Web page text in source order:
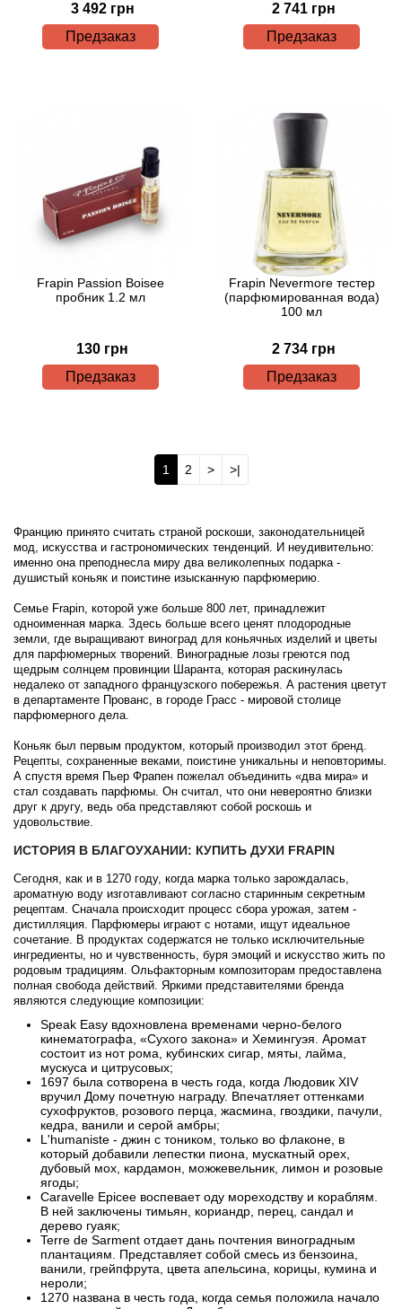
3 492 грн
Предзаказ
2 741 грн
Предзаказ
Frapin Passion Boisee
пробник 1.2 мл
130 грн
Предзаказ
Frapin Nevermore тестер
(парфюмированная вода)
100 мл
2 734 грн
Предзаказ
1 2 > >|
Францию принято считать страной роскоши, законодательницей
мод, искусства и гастрономических тенденций. И неудивительно:
именно она преподнесла миру два великолепных подарка -
душистый коньяк и поистине изысканную парфюмерию.
Семье Frapin, которой уже больше 800 лет, принадлежит
одноименная марка. Здесь больше всего ценят плодородные
земли, где выращивают виноград для коньячных изделий и цветы
для парфюмерных творений. Виноградные лозы греются под
щедрым солнцем провинции Шаранта, которая раскинулась
недалеко от западного французского побережья. А растения цветут
в департаменте Прованс, в городе Грасс - мировой столице
парфюмерного дела.
Коньяк был первым продуктом, который производил этот бренд.
Рецепты, сохраненные веками, поистине уникальны и неповторимы.
А спустя время Пьер Фрапен пожелал объединить «два мира» и
стал создавать парфюмы. Он считал, что они невероятно близки
друг к другу, ведь оба представляют собой роскошь и
удовольствие.
ИСТОРИЯ В БЛАГОУХАНИИ: КУПИТЬ ДУХИ FRAPIN
Сегодня, как и в 1270 году, когда марка только зарождалась,
ароматную воду изготавливают согласно старинным секретным
рецептам. Сначала происходит процесс сбора урожая, затем -
дистилляция. Парфюмеры играют с нотами, ищут идеальное
сочетание. В продуктах содержатся не только исключительные
ингредиенты, но и чувственность, буря эмоций и искусство жить по
родовым традициям. Ольфакторным композиторам предоставлена
полная свобода действий. Яркими представителями бренда
являются следующие композиции:
Speak Easy вдохновлена временами черно-белого
кинематографа, «Сухого закона» и Хемингуэя. Аромат
состоит из нот рома, кубинских сигар, мяты, лайма,
мускуса и цитрусовых;
1697 была сотворена в честь года, когда Людовик ХIV
вручил Дому почетную награду. Впечатляет оттенками
сухофруктов, розового перца, жасмина, гвоздики, пачули,
кедра, ванили и серой амбры;
L'humaniste - джин с тоником, только во флаконе, в
который добавили лепестки пиона, мускатный орех,
дубовый мох, кардамон, можжевельник, лимон и розовые
ягоды;
Caravelle Epicee воспевает оду мореходству и кораблям.
В ней заключены тимьян, кориандр, перец, сандал и
дерево гуаяк;
Terre de Sarment отдает дань почтения виноградным
плантациям. Представляет собой смесь из бензоина,
ванили, грейпфрута, цвета апельсина, корицы, кумина и
нероли;
1270 названа в честь года, когда семья положила начало
Blackglama
Bogdan Zubchenko
Bois 1920
Bon Parfumeur
Bond No.9
Bottega Profumiera
Brioni
Britney Spears
Brooks Brothers
Bruno Banani
Brut
Burberry
Bvlgari
Byblos
Byredo
Cacharel
Cafe Parfums
Cale Fragranze d'Autore
Calvin Klein
Calypso Christiane Celle
Canali
Carla Fracci
Carner Barcelona